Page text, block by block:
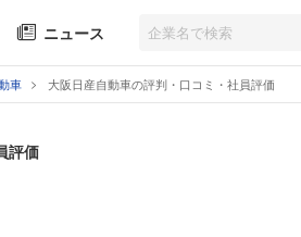
ニュース
車 大阪日産自動車の評判・口コミ・社員評価
評価